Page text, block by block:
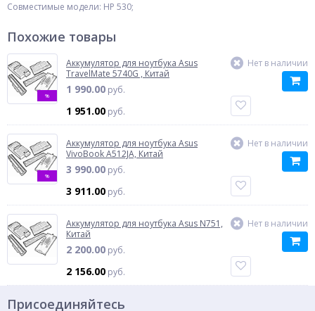
Совместимые модели: HP 530;
Похожие товары
%
Аккумулятор для ноутбука Asus
TravelMate 5740G , Китай
1 990.00 руб.
1 951.00 руб.
Нет в наличии
%
Аккумулятор для ноутбука Asus
VivoBook A512JA, Китай
3 990.00 руб.
3 911.00 руб.
Нет в наличии
Аккумулятор для ноутбука Asus N751,
Китай
2 200.00 руб.
2 156.00 руб.
Нет в наличии
Присоединяйтесь